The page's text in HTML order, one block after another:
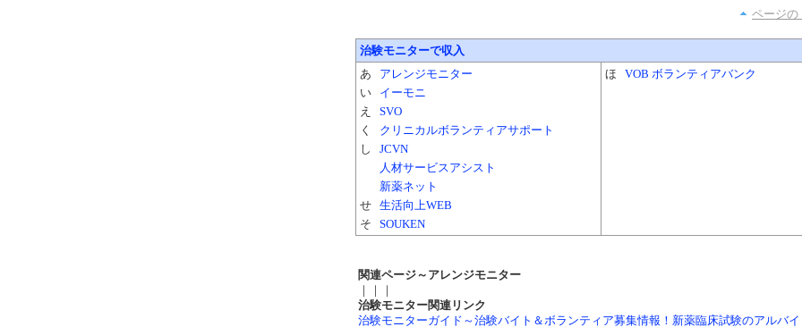
ページの
治験モニターで収入
あ
アレンジモニター
い
イーモニ
え
SVO
く
クリニカルボランティアサポート
し
JCVN
人材サービスアシスト
新薬ネット
せ 生活向上WEB
そ
SOUKEN
ほ VOB ボランティアバンク
関連ページ～アレンジモニター
｜
｜｜
治験モニター関連リンク
治験モニターガイド～治験バイト＆ボランティア募集情報！新薬臨床試験のアルバ